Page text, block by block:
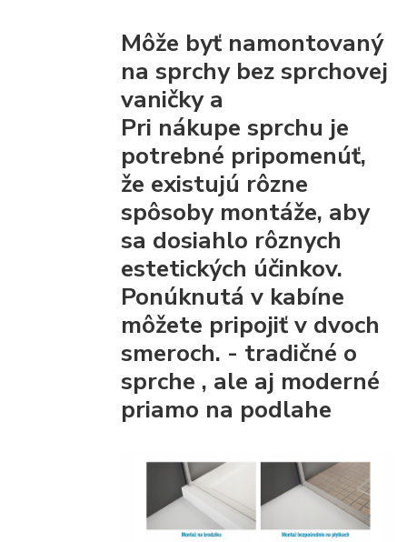
Môže byť namontovaný
na sprchy bez sprchovej
vaničky a
Pri nákupe sprchu je
potrebné pripomenúť,
že existujú rôzne
spôsoby montáže, aby
sa dosiahlo rôznych
estetických účinkov.
Ponúknutá v kabíne
môžete pripojiťv dvoch
smeroch. - tradičné o
sprche , ale aj moderné
priamo na podlahe